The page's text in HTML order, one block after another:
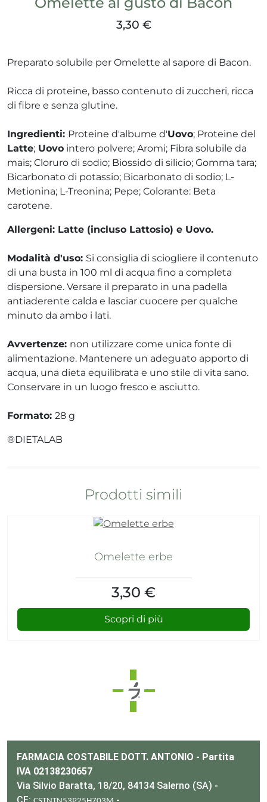
balsamo
e drenaggio
psico-fisico
occhi
3,30 €
Preparato solubile per Omelette al sapore di Bacon.
Ricca di proteine, basso contenuto di zuccheri, ricca
di fibre e senza glutine.
Ingredienti: Proteine d'albume d'Uovo; Proteine del
Latte; Uovo intero polvere; Aromi; Fibra solubile da
mais; Cloruro di sodio; Biossido di silicio; Gomma tara;
Bicarbonato di potassio; Bicarbonato di sodio; L-
Metionina; L-Treonina; Pepe; Colorante: Beta
carotene.
Allergeni: Latte (incluso Lattosio) e Uovo.
Modalità d'uso: Si consiglia di sciogliere il contenuto
di una busta in 100 ml di acqua fino a completa
dispersione. Versare il preparato in una padella
antiaderente calda e lasciar cuocere per qualche
minuto da ambo i lati.
Avvertenze: non utilizzare come unica fonte di
alimentazione. Mantenere un adeguato apporto di
acqua, una dieta equilibrata e uno stile di vita sano.
Conservare in un luogo fresco e asciutto.
Formato: 28 g
®DIETALAB
Prodotti simili
Omelette erbe
3,30 €
Scopri di più
FARMACIA COSTABILE DOTT. ANTONIO - Partita
IVA 02138230657
Via Silvio Baratta, 18/20, 84134 Salerno (SA) -